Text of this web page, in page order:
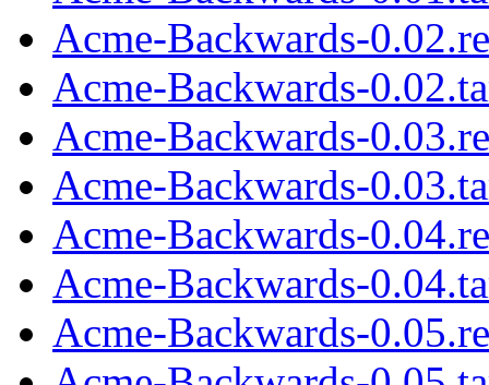
Acme-Backwards-
Acme-Backwards-
Acme-Backwards-
Acme-Backwards-
Acme-Backwards-
Acme-Backwards-
Acme-Backwards-